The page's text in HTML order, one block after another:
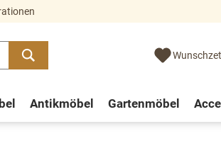
Antikmöbel Gartenmöbel